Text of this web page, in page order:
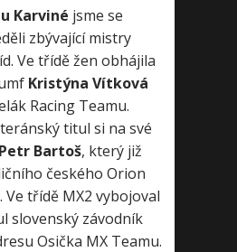
Karviné jsme se
zbývající mistry
Ve třídě žen obhájila
Kristýna Vítková
Racing Teamu.
titul si na své
Petr Bartoš, který již
českého Orion
Ve třídě MX2 vybojoval
slovenský závodník
Osička MX Teamu.